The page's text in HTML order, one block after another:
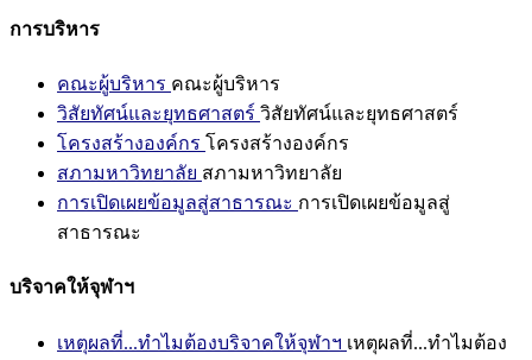
การบริหาร
คณะผู้บริหาร คณะผู้บริหาร
วิสัยทัศน์และยุทธศาสตร์ วิสัยทัศน์และยุทธศาสตร์
โครงสร้างองค์กร โครงสร้างองค์กร
สภามหาวิทยาลัย สภามหาวิทยาลัย
การเปิดเผยข้อมูลสู่สาธารณะ การเปิดเผยข้อมูลสู่
สาธารณะ
บริจาคให้จุฬาฯ
เหตุผลที่...ทำไมต้องบริจาคให้จุฬาฯ เหตุผลที่...ทำไมต้อง